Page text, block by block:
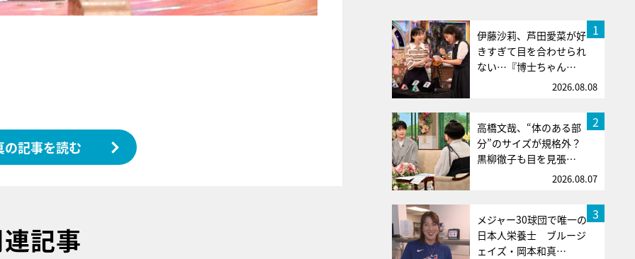
の記事を読む
記事
1
伊藤沙莉、芦田愛菜が好
きすぎて目を合わせられ
ない…『博士ちゃん…
2026.08.08
2
高橋文哉、“体のある部
分”のサイズが規格外？
黒柳徹子も目を見張…
2026.08.07
3
メジャー30球団で唯一の
日本人栄養士 ブルージ
ェイズ・岡本和真…